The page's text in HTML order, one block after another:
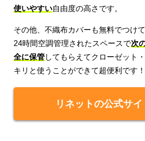
使いやすい自由度の高さです。
その他、不織布カバーも無料でつけ
24時間空調管理されたスペースで次
全に保管してもらえてクローゼット
キリと使うことができて超便利です！
リネットの公式サ